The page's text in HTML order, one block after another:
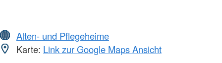
Alten- und Pflegeheime
Karte: Link zur Google Maps Ansicht